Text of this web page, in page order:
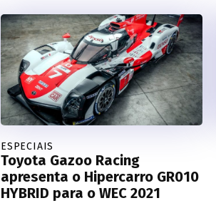
ESPECIAIS
Toyota Gazoo Racing
apresenta o Hipercarro GR010
HYBRID para o WEC 2021